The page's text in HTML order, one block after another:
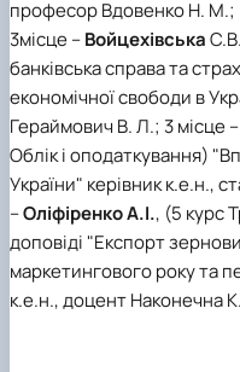
професор Вдовенко Н. М.;
3місце –Войцехівська
банківська справа та
економічної свободи в
Гераймович В. Л.; 3 місце –
Облік і оподаткування)
України" керівник к.е.н.,
–Оліфіренко А.І., (5 курс
доповіді "Експорт
маркетингового року та
к.е.н., доцент Наконечна